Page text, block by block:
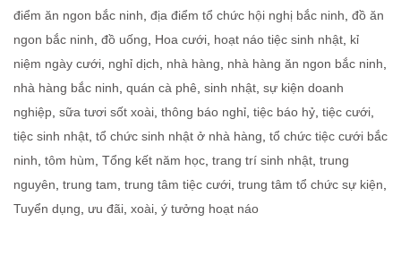
điểm ăn ngon bắc ninh, địa điểm tổ chức hội nghị bắc ninh, đồ ăn
ngon bắc ninh, đồ uống, Hoa cưới, hoạt náo tiệc sinh nhật, kỉ
niệm ngày cưới, nghỉ dịch, nhà hàng, nhà hàng ăn ngon bắc ninh,
nhà hàng bắc ninh, quán cà phê, sinh nhật, sự kiện doanh
nghiệp, sữa tươi sốt xoài, thông báo nghỉ, tiệc báo hỷ, tiệc cưới,
tiệc sinh nhật, tổ chức sinh nhật ở nhà hàng, tổ chức tiệc cưới bắc
ninh, tôm hùm, Tổng kết năm học, trang trí sinh nhật, trung
nguyên, trung tam, trung tâm tiệc cưới, trung tâm tổ chức sự kiện,
Tuyển dụng, ưu đãi, xoài, ý tưởng hoạt náo